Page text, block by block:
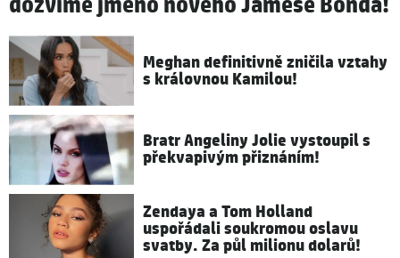
dozvíme jméno nového Jamese Bonda!
Meghan definitivně zničila vztahy
s královnou Kamilou!
Bratr Angeliny Jolie vystoupil s
překvapivým přiznáním!
Zendaya a Tom Holland
uspořádali soukromou oslavu
svatby. Za půl milionu dolarů!